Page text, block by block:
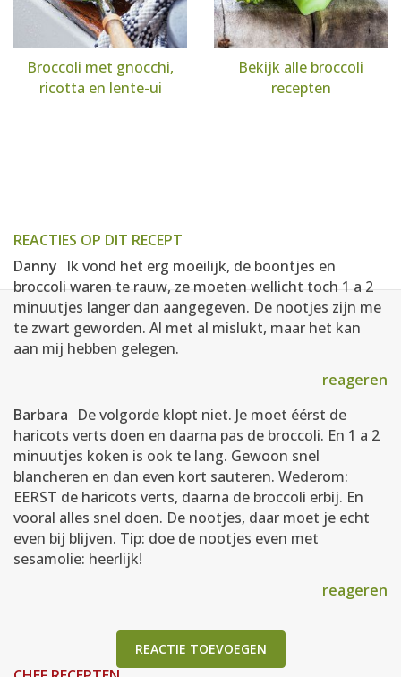
Broccoli met gnocchi,
ricotta en lente-ui
Bekijk alle broccoli
recepten
REACTIES OP DIT RECEPT
Danny Ik vond het erg moeilijk, de boontjes en
broccoli waren te rauw, ze moeten wellicht toch 1 a 2
minuutjes langer dan aangegeven. De nootjes zijn me
te zwart geworden. Al met al mislukt, maar het kan
aan mij hebben gelegen.
reageren
Barbara De volgorde klopt niet. Je moet éérst de
haricots verts doen en daarna pas de broccoli. En 1 a 2
minuutjes koken is ook te lang. Gewoon snel
blancheren en dan even kort sauteren. Wederom:
EERST de haricots verts, daarna de broccoli erbij. En
vooral alles snel doen. De nootjes, daar moet je echt
even bij blijven. Tip: doe de nootjes even met
sesamolie: heerlijk!
reageren
REACTIE TOEVOEGEN